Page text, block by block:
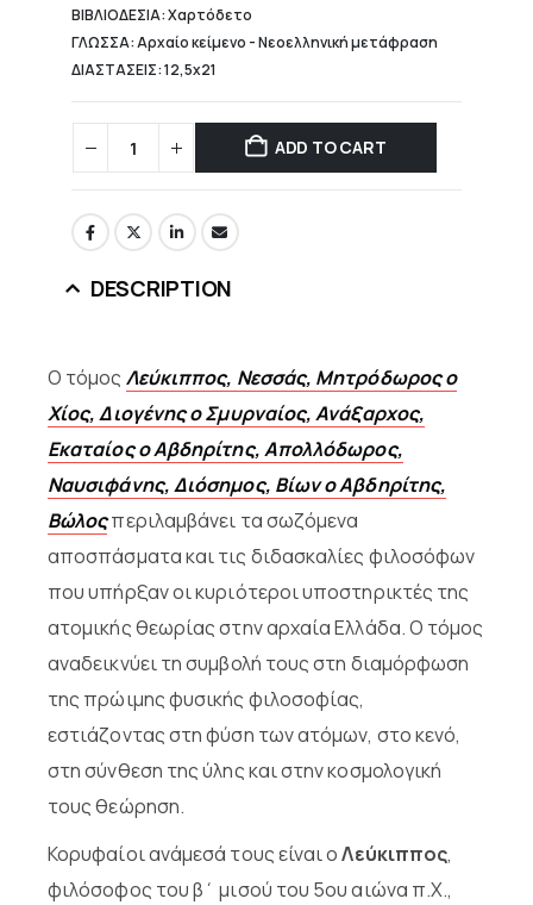
ΒΙΒΛΙΟΔΕΣΙΑ: Χαρτόδετο
ΓΛΩΣΣΑ: Αρχαίο κείμενο - Νεοελληνική μετάφραση
ΔΙΑΣΤΑΣΕΙΣ: 12,5x21
ADD TO CART
DESCRIPTION
Ο τόμος Λεύκιππος, Νεσσάς, Μητρόδωρος ο
Χίος, Διογένης ο Σμυρναίος, Ανάξαρχος,
Εκαταίος ο Αβδηρίτης, Απολλόδωρος,
Ναυσιφάνης, Διόσημος, Βίων ο Αβδηρίτης,
Βώλοςπεριλαμβάνει τα σωζόμενα
αποσπάσματα και τις διδασκαλίες φιλοσόφων
που υπήρξαν οι κυριότεροι υποστηρικτές της
ατομικής θεωρίας στην αρχαία Ελλάδα. Ο τόμος
αναδεικνύει τη συμβολή τους στη διαμόρφωση
της πρώιμης φυσικής φιλοσοφίας,
εστιάζοντας στη φύση των ατόμων, στο κενό,
στη σύνθεση της ύλης και στην κοσμολογική
τους θεώρηση.
Κορυφαίοι ανάμεσά τους είναι οΛεύκιππος,
φιλόσοφος του β΄ μισού του 5ου αιώνα π.Χ.,